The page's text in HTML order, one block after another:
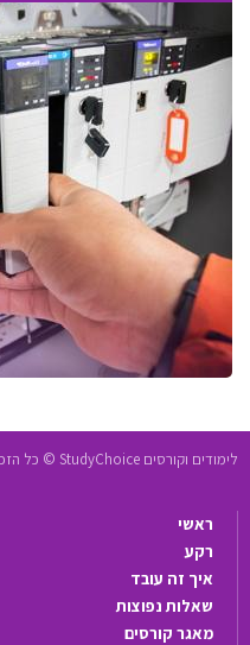
לימודים וקורסים StudyChoice © כל הזכויות שמורות 2026
ראשי
רקע
איך זה עובד
שאלות נפוצות
מאגר קורסים